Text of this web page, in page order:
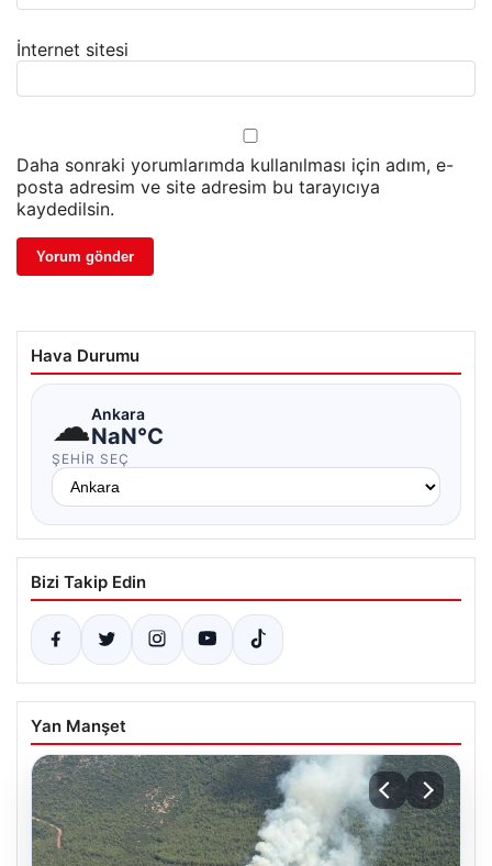
İnternet sitesi
Daha sonraki yorumlarımda kullanılması için adım, e-
posta adresim ve site adresim bu tarayıcıya
kaydedilsin.
Hava Durumu
☁Ankara
NaN°C
ŞEHIR SEÇ
Bizi Takip Edin
Yan Manşet